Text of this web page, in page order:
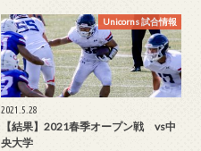
Unicorns 試合情報
2021.5.28
【結果】2021春季オープン戦 vs中
央大学